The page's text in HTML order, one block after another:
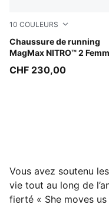
10 COULEURS
Chaussure de running
MagMax NITRO™ 2
Silver Mist-Apple Spritz
CHF 230,00
Vous avez soutenu
vie tout au long de
fierté « She moves